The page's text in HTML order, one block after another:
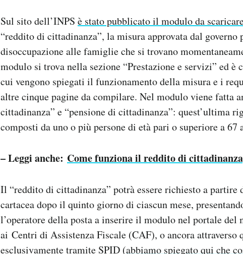
Sul sito dell’INPS è stato pubblicato il modulo da
“reddito di cittadinanza”, la misura approvata dal
disoccupazione alle famiglie che si trovano
modulo si trova nella sezione “Prestazione e servizi” ed è
cui vengono spiegati il funzionamento della misura e i
altre cinque pagine da compilare. Nel modulo viene fatta
cittadinanza” e “pensione di cittadinanza”: quest’ultima
composti da uno o più persone di età pari o superiore a 67
– Leggi anche: Come funziona il reddito di
Il “reddito di cittadinanza” potrà essere richiesto a
cartacea dopo il quinto giorno di ciascun mese,
l’operatore della posta a inserire il modulo nel portale del
ai Centri di Assistenza Fiscale (CAF), o ancora attraverso
esclusivamente tramite SPID (abbiamo spiegato qui che